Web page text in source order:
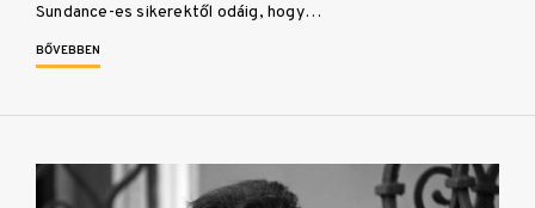
Sundance-es sikerektől odáig, hogy…
BŐVEBBEN